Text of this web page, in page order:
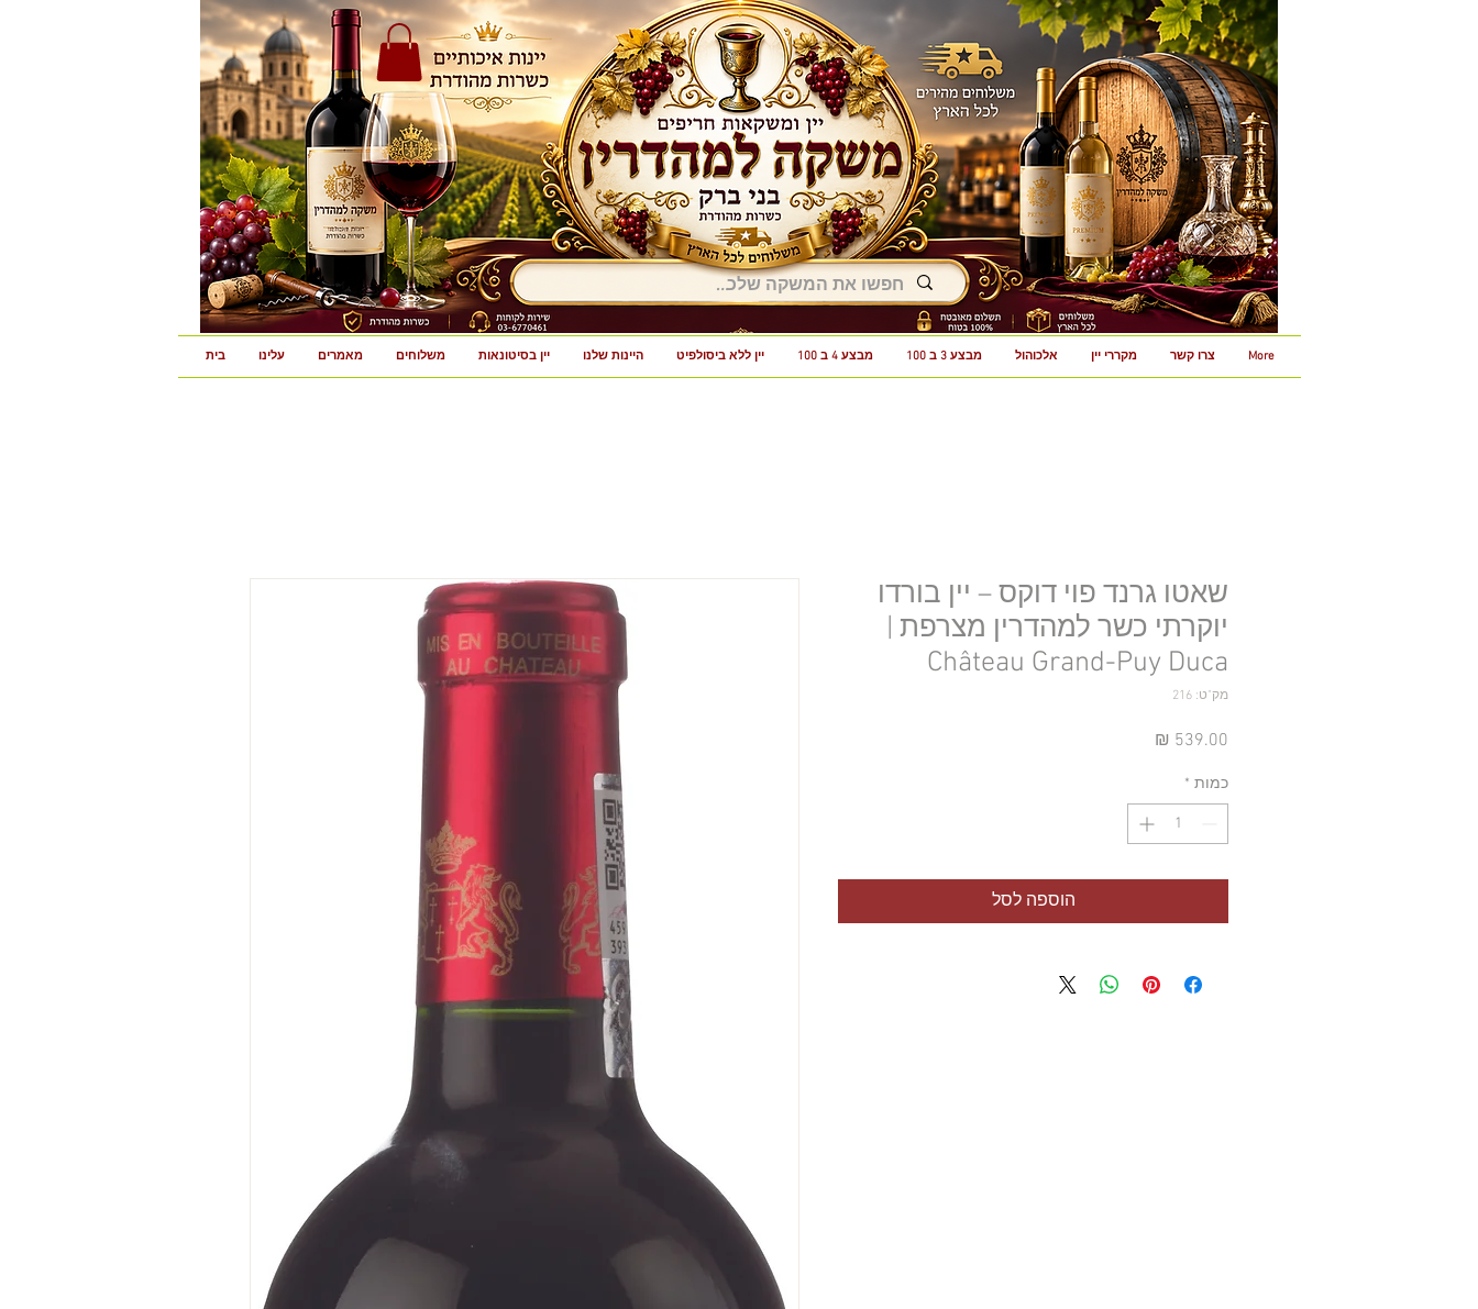
בית עלינו מאמרים משלוחים יין בסיטונאות היינות שלנו יין ללא ביסולפיט מבצע 4 ב 100 מבצע 3 ב 100 אלכוהול מקררי יין צרו קשר More
שאטו גרנד פוי דוקס – יין בורדו
יוקרתי כשר למהדרין מצרפת |
Château Grand-Puy Duca
מק"ט: 216
כמות *
הוספה לסל